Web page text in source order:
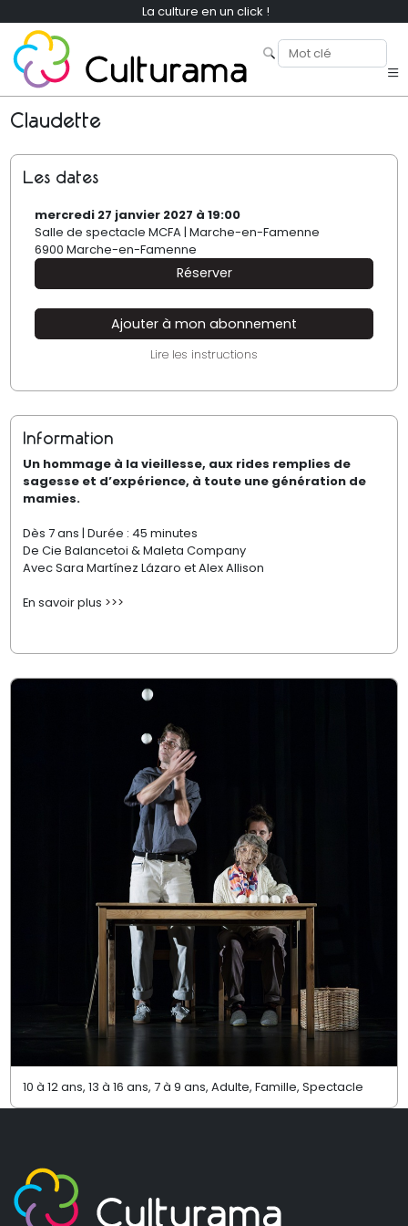
La culture en un click !
Claudette
Les dates
mercredi 27 janvier 2027 à 19:00
Salle de spectacle MCFA | Marche-en-Famenne
6900 Marche-en-Famenne
Réserver
Ajouter à mon abonnement
Lire les instructions
Information
Un hommage à la vieillesse, aux rides remplies de
sagesse et d’expérience, à toute une génération de
mamies.
Dès 7 ans | Durée : 45 minutes
De Cie Balancetoi & Maleta Company
Avec Sara Martínez Lázaro et Alex Allison
En savoir plus >>>
10 à 12 ans, 13 à 16 ans, 7 à 9 ans, Adulte, Famille, Spectacle